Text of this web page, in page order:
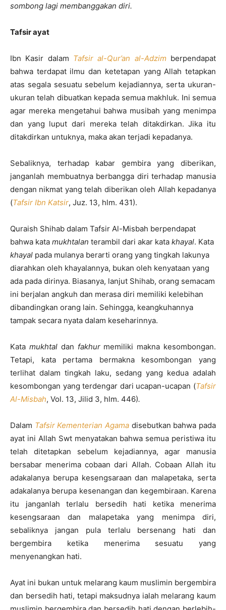
sombong lagi membanggakan diri.
Tafsir ayat
Ibn Kasir dalam Tafsir al-Qur’an al-Adzim berpendapat
bahwa terdapat ilmu dan ketetapan yang Allah tetapkan
atas segala sesuatu sebelum kejadiannya, serta ukuran-
ukuran telah dibuatkan kepada semua makhluk. Ini semua
agar mereka mengetahui bahwa musibah yang menimpa
dan yang luput dari mereka telah ditakdirkan. Jika itu
ditakdirkan untuknya, maka akan terjadi kepadanya.
Sebaliknya, terhadap kabar gembira yang diberikan,
janganlah membuatnya berbangga diri terhadap manusia
dengan nikmat yang telah diberikan oleh Allah kepadanya
(Tafsir Ibn Katsir, Juz. 13, hlm. 431).
Quraish Shihab dalam Tafsir Al-Misbah berpendapat
bahwa kata mukhtalan terambil dari akar kata khayal. Kata
khayal pada mulanya berarti orang yang tingkah lakunya
diarahkan oleh khayalannya, bukan oleh kenyataan yang
ada pada dirinya. Biasanya, lanjut Shihab, orang semacam
ini berjalan angkuh dan merasa diri memiliki kelebihan
dibandingkan orang lain. Sehingga, keangkuhannya
tampak secara nyata dalam keseharinnya.
Kata mukhtal dan fakhur memiliki makna kesombongan.
Tetapi, kata pertama bermakna kesombongan yang
terlihat dalam tingkah laku, sedang yang kedua adalah
kesombongan yang terdengar dari ucapan-ucapan (Tafsir
Al-Misbah, Vol. 13, Jilid 3, hlm. 446).
Dalam Tafsir Kementerian Agama disebutkan bahwa pada
ayat ini Allah Swt menyatakan bahwa semua peristiwa itu
telah ditetapkan sebelum kejadiannya, agar manusia
bersabar menerima cobaan dari Allah. Cobaan Allah itu
adakalanya berupa kesengsaraan dan malapetaka, serta
adakalanya berupa kesenangan dan kegembiraan. Karena
itu janganlah terlalu bersedih hati ketika menerima
kesengsaraan dan malapetaka yang menimpa diri,
sebaliknya jangan pula terlalu bersenang hati dan
bergembira ketika menerima sesuatu yang
menyenangkan hati.
Ayat ini bukan untuk melarang kaum muslimin bergembira
dan bersedih hati, tetapi maksudnya ialah melarang kaum